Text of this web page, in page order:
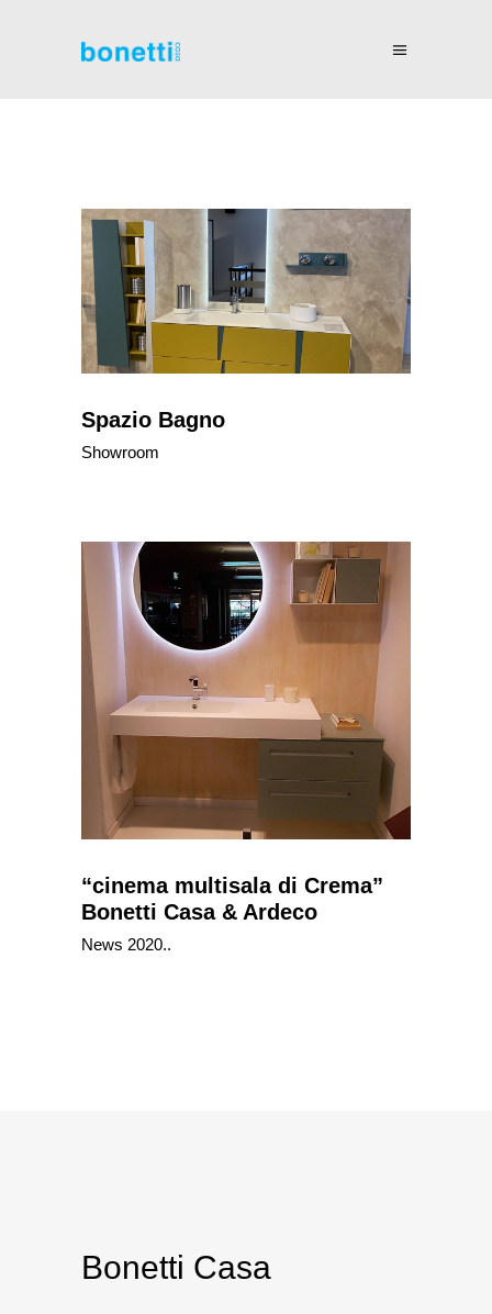
Spazio Bagno
Showroom
“cinema multisala di Crema”
Bonetti Casa & Ardeco
News 2020..
Bonetti Casa